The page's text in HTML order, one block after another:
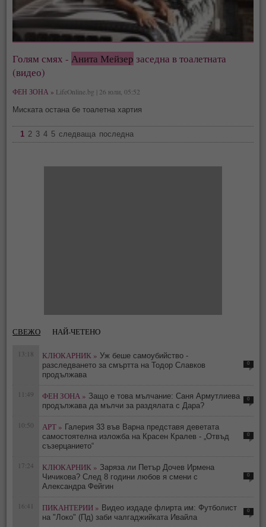
Голям смях -Анита Мейзер заседна в тоалетната
(видео)
ФЕН ЗОНА » LifeOnline.bg | 26 юли, 05:52
Миската остана бе тоалетна хартия
1 2 3 4 5 следваща последна
СВЕЖО НАЙ-ЧЕТЕНО
13:18 КЛЮКАРНИК » Уж беше самоубийство -
разследването за смъртта на Тодор Славков
продължава
0
11:49 ФЕН ЗОНА » Защо е това мълчание: Саня Армутлиева
продължава да мълчи за раздялата с Дара?
0
10:50 АРТ » Галерия 33 във Варна представя деветата
самостоятелна изложба на Красен Кралев - „Отвъд
съзерцанието“
0
17:24 КЛЮКАРНИК » Заряза ли Петър Дочев Ирмена
Чичикова? След 8 години любов я смени с
Александра Фейгин
0
16:41 ПИКАНТЕРИИ » Видео издаде флирта им: Футболист
на "Локо" (Пд) заби чалгаджийката Ивайла
0